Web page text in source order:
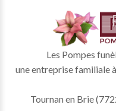
Les Pompes
une entreprise familiale
Tournan en Brie